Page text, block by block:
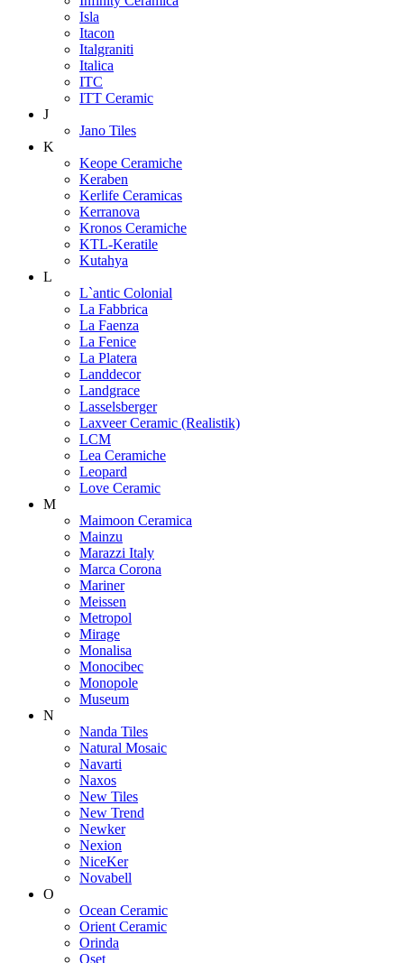
Isla
Itacon
Italgraniti
Italica
ITC
ITT Ceramic
J
Jano Tiles
K
Keope Ceramiche
Keraben
Kerlife Ceramicas
Kerranova
Kronos Ceramiche
KTL-Keratile
Kutahya
L
L`antic Colonial
La Fabbrica
La Faenza
La Fenice
La Platera
Landdecor
Landgrace
Lasselsberger
Laxveer Ceramic (Realistik)
LCM
Lea Ceramiche
Leopard
Love Ceramic
M
Maimoon Ceramica
Mainzu
Marazzi Italy
Marca Corona
Mariner
Meissen
Metropol
Mirage
Monalisa
Monocibec
Monopole
Museum
N
Nanda Tiles
Natural Mosaic
Navarti
Naxos
New Tiles
New Trend
Newker
Nexion
NiceKer
Novabell
O
Ocean Ceramic
Orient Ceramic
Orinda
Oset